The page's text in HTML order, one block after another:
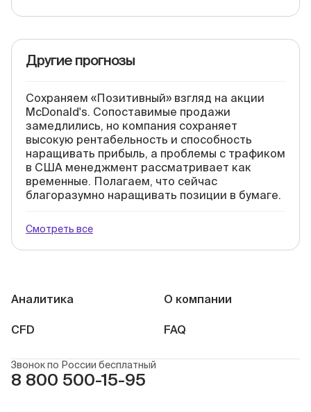
Другие прогнозы
Сохраняем «Позитивный» взгляд на акции
McDonald's. Сопоставимые продажи
замедлились, но компания сохраняет
высокую рентабельность и способность
наращивать прибыль, а проблемы с трафиком
в США менеджмент рассматривает как
временные. Полагаем, что сейчас
благоразумно наращивать позиции в бумаге.
Смотреть все
Аналитика О компании
CFD FAQ
Звонок по России бесплатный
8 800 500-15-95